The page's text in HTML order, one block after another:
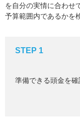
を自分の実情に合わせ
予算範囲内であるかを
STEP 1
準備できる頭金を確